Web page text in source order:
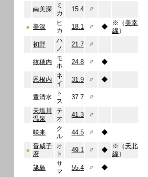
南美深
ミ
カ
15.4 〃
● 美深
ヒ
カ
18.1 〃 ◆
※（美幸
線 ）
初野
ハ
ノ
21.7 〃
紋穂内
モ
ホ
24.8 〃 ◆
恩根内
ネ
イ
31.9 〃 ◆
豊清水
ト
ス
37.7
〃
天塩川
温泉
テ
オ
41.3 〃
咲来
ク
ル
44.5 〃 ◆
●
音威子
府
オ
ト
49.1 〃 ◆
※（ 天北
線 ）
筬島
サ
マ
55.4 〃 ◆